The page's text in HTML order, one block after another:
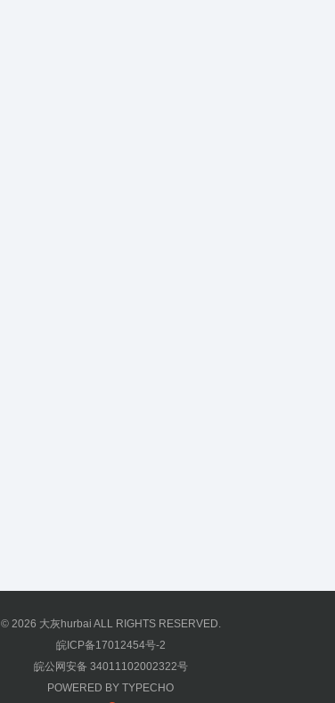
© 2026 大灰hurbai ALL RIGHTS RESERVED.
皖ICP备17012454号-2
皖公网安备 34011102002322号
POWERED BY TYPECHO